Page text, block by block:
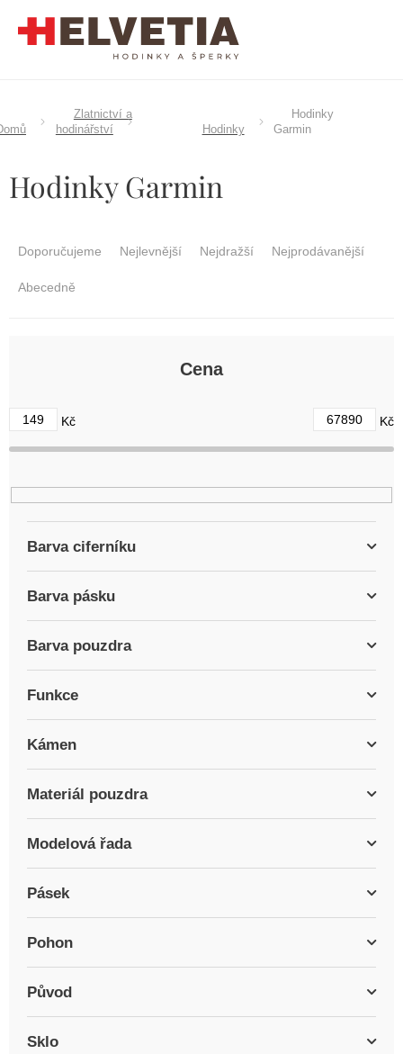
Zlatnictví a
hodinářství
Hodinky
Hodinky
Garmin
Hodinky Garmin
d
u
k
ů
Doporučujeme Nejlevnější Nejdražší Nejprodávanější
Abecedně
Cena
149 Kč 67890 Kč
Barva ciferníku
Barva pásku
Barva pouzdra
Funkce
Kámen
Materiál pouzdra
Modelová řada
Pásek
Pohon
Původ
Sklo